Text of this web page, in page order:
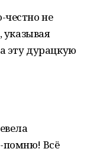
честно не
указывая
эту дурацкую
помню! Всё